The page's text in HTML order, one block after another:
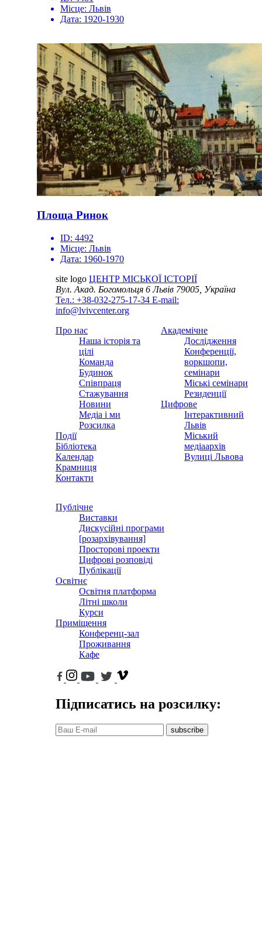
Місце: Львів
Дата: 1920-1930
Площа Ринок
ID: 4492
Місце: Львів
Дата: 1960-1970
site logo ЦЕНТР МІСЬКОЇ ІСТОРІЇ
Вул. Акад. Богомольця 6Львів 79005, Україна
Тел.: +38-032-275-17-34 E-mail:
info@lvivcenter.org
Про нас
Наша історія та
цілі
Команда
Будинок
Співпраця
Стажування
Новини
Медіа і ми
Розсилка
Події
Бібліотека
Календар
Крамниця
Контакти
Академічне
Дослідження
Конференції,
воркшопи,
семінари
Міські семінари
Резиденції
Цифрове
Інтерактивний
Львів
Міський
медіаархів
Вулиці Львова
Публічне
Виставки
Дискусійні програми
[розархівування]
Просторові проекти
Цифрові розповіді
Публікації
Освітнє
Освітня платформа
Літні школи
Курси
Приміщення
Конференц-зал
Проживання
Кафе
Підписатись на розсилку:
subscribe